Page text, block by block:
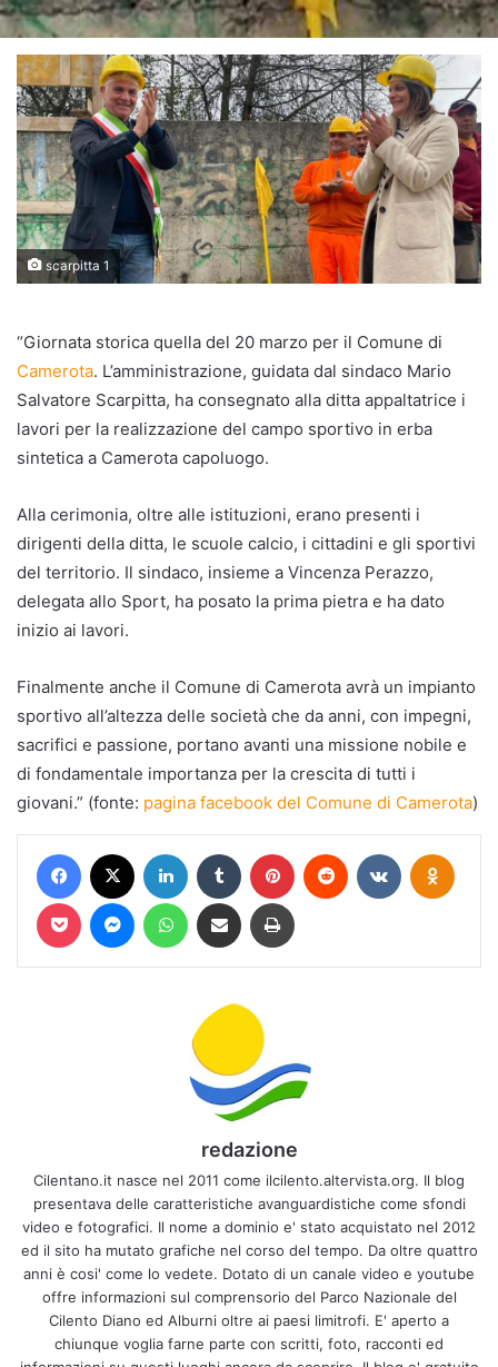
scarpitta 1
“Giornata storica quella del 20 marzo per il Comune di
Camerota. L’amministrazione, guidata dal sindaco Mario
Salvatore Scarpitta, ha consegnato alla ditta appaltatrice i
lavori per la realizzazione del campo sportivo in erba
sintetica a Camerota capoluogo.
Alla cerimonia, oltre alle istituzioni, erano presenti i
dirigenti della ditta, le scuole calcio, i cittadini e gli sportivi
del territorio. Il sindaco, insieme a Vincenza Perazzo,
delegata allo Sport, ha posato la prima pietra e ha dato
inizio ai lavori.
Finalmente anche il Comune di Camerota avrà un impianto
sportivo all’altezza delle società che da anni, con impegni,
sacrifici e passione, portano avanti una missione nobile e
di fondamentale importanza per la crescita di tutti i
giovani.” (fonte: pagina facebook del Comune di Camerota)
Facebook LinkedIn Tumblr Pinterest Reddit VKontakte
Pocket MessengerWhatsAppCondividi via mail Stampa
redazione
Cilentano.it nasce nel 2011 come ilcilento.altervista.org. Il blog
presentava delle caratteristiche avanguardistiche come sfondi
video e fotografici. Il nome a dominio e' stato acquistato nel 2012
ed il sito ha mutato grafiche nel corso del tempo. Da oltre quattro
anni è cosi' come lo vedete. Dotato di un canale video e youtube
offre informazioni sul comprensorio del Parco Nazionale del
Cilento Diano ed Alburni oltre ai paesi limitrofi. E' aperto a
chiunque voglia farne parte con scritti, foto, racconti ed